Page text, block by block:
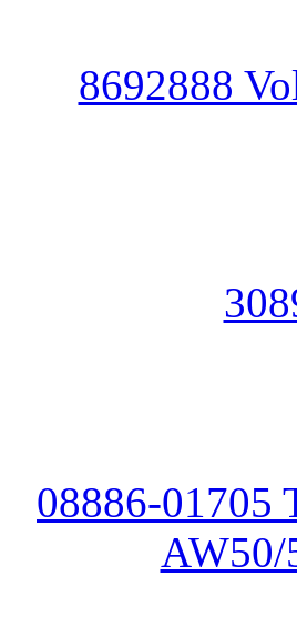
8692888
08886-
AW50/